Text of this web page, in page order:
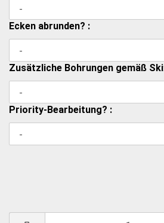
Ecken abrunden? :
Zusätzliche Bohrungen gemäß
Priority-Bearbeitung? :